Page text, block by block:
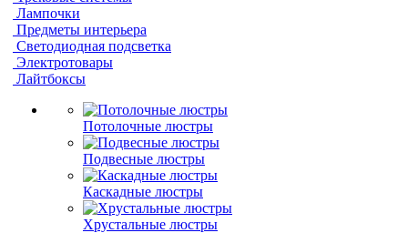
Лампочки
Предметы интерьера
Светодиодная подсветка
Электротовары
Лайтбоксы
Потолочные люстры
Подвесные люстры
Каскадные люстры
Хрустальные люстры